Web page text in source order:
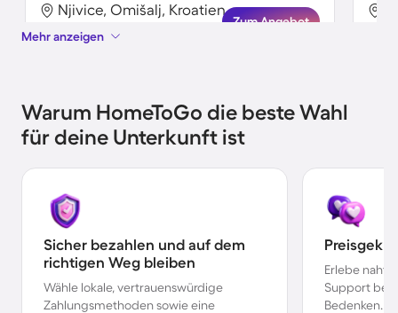
Njivice, Omišalj, Kroatien
Zum Angebot
Mehr anzeigen
Warum HomeToGo die beste Wahl
für deine Unterkunft ist
Sicher bezahlen und auf dem
richtigen Weg bleiben
Wähle lokale, vertrauenswürdige
Zahlungsmethoden sowie eine
Erlebe
Support bei
Bedenken.